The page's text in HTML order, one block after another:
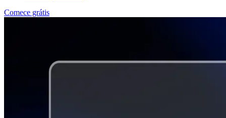
Comece grátis